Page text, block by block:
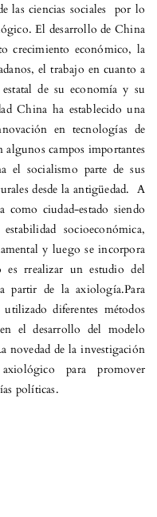
las ciencias sociales por lo
El desarrollo de China
crecimiento económico, la
el trabajo en cuanto a
de su economía y su
China ha establecido una
en tecnologías de
algunos campos importantes
el socialismo parte de sus
desde la antigüedad. A
ciudad-estado siendo
socioeconómica,
y luego se incorpora
rrealizar un estudio del
partir de la axiología.Para
diferentes métodos
el desarrollo del modelo
novedad de la investigación
para promover
políticas.